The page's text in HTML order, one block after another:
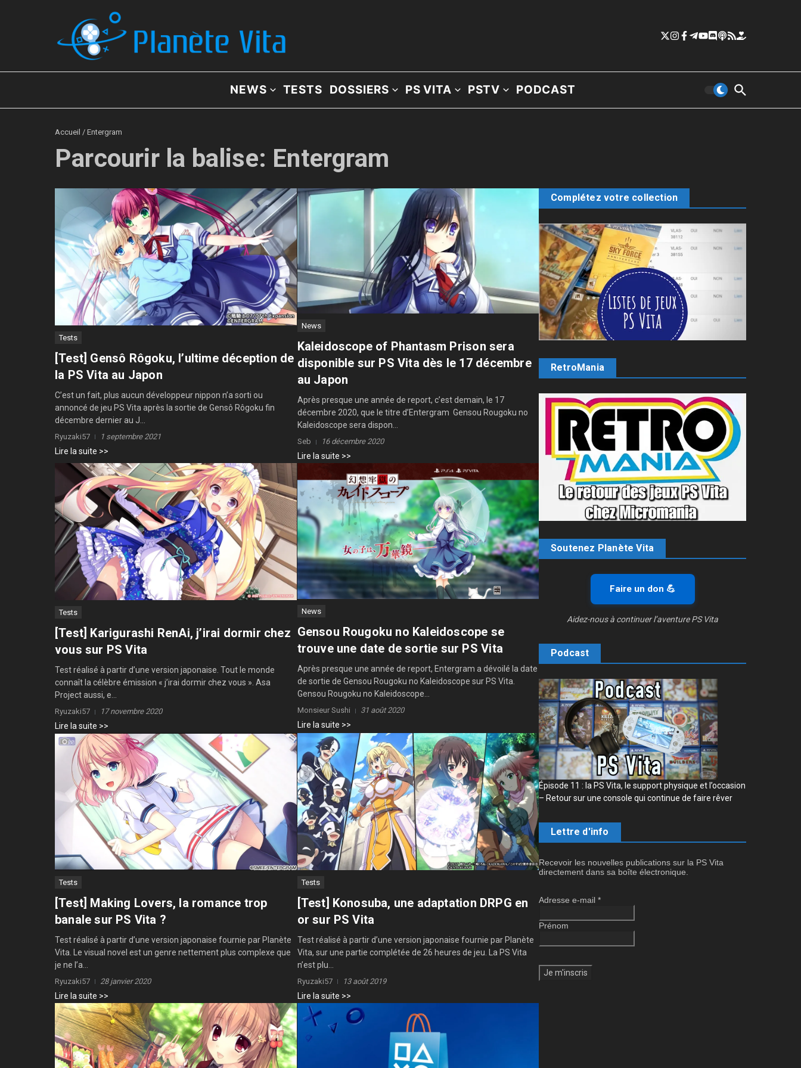
NEWS TESTS DOSSIERS PS VITA PSTV PODCAST
Accueil / Entergram
Parcourir la balise: Entergram
Tests
[Test] Gensô Rôgoku, l’ultime déception de
la PS Vita au Japon
C’est un fait, plus aucun développeur nippon n’a sorti ou
annoncé de jeu PS Vita après la sortie de Gensô Rôgoku fin
décembre dernier au J...
Ryuzaki57 1 septembre 2021
Lire la suite >>
News
Kaleidoscope of Phantasm Prison sera
disponible sur PS Vita dès le 17 décembre
au Japon
Après presque une année de report, c’est demain, le 17
décembre 2020, que le titre d’Entergram Gensou Rougoku no
Kaleidoscope sera dispon...
Seb 16 décembre 2020
Lire la suite >>
Tests
[Test] Karigurashi RenAi, j’irai dormir chez
vous sur PS Vita
Test réalisé à partir d’une version japonaise. Tout le monde
connaît la célèbre émission « j’irai dormir chez vous ». Asa
Project aussi, e...
Ryuzaki57 17 novembre 2020
Lire la suite >>
News
Gensou Rougoku no Kaleidoscope se
trouve une date de sortie sur PS Vita
Après presque une année de report, Entergram a dévoilé la date
de sortie de Gensou Rougoku no Kaleidoscope sur PS Vita.
Gensou Rougoku no Kaleidoscope...
Monsieur Sushi 31 août 2020
Lire la suite >>
Tests
[Test] Making Lovers, la romance trop
banale sur PS Vita ?
Test réalisé à partir d’une version japonaise fournie par Planète
Vita. Le visual novel est un genre nettement plus complexe que
je ne l’a...
Ryuzaki57 28 janvier 2020
Lire la suite >>
Tests
[Test] Konosuba, une adaptation DRPG en
or sur PS Vita
Test réalisé à partir d’une version japonaise fournie par Planète
Vita, sur une partie complétée de 26 heures de jeu. La PS Vita
n’est plu...
Ryuzaki57 13 août 2019
Lire la suite >>
Complétez votre collection
RetroMania
Soutenez Planète Vita
Faire un don 💪
Aidez-nous à continuer l’aventure PS Vita
Podcast
Épisode 11 : la PS Vita, le support physique et l’occasion
– Retour sur une console qui continue de faire rêver
Lettre d'info
Recevoir les nouvelles publications sur la PS Vita
directement dans sa boîte électronique.
Adresse e-mail *
Prénom